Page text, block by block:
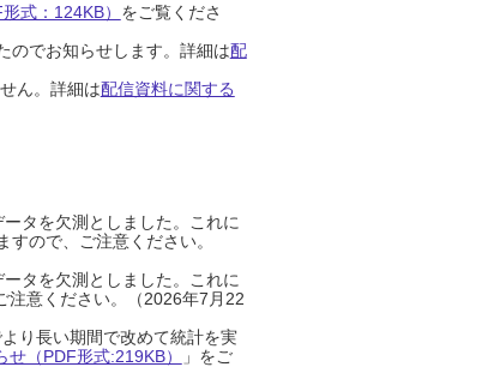
式：124KB） をご覧くださ
のでお知らせします。詳細は配
ん。詳細は配信資料に関する
タを欠測としました。これに
ので、ご注意ください。
タを欠測としました。これに
注意ください。（2026年7月22
り長い期間で改めて統計を実
せ（PDF形式:219KB）
」をご